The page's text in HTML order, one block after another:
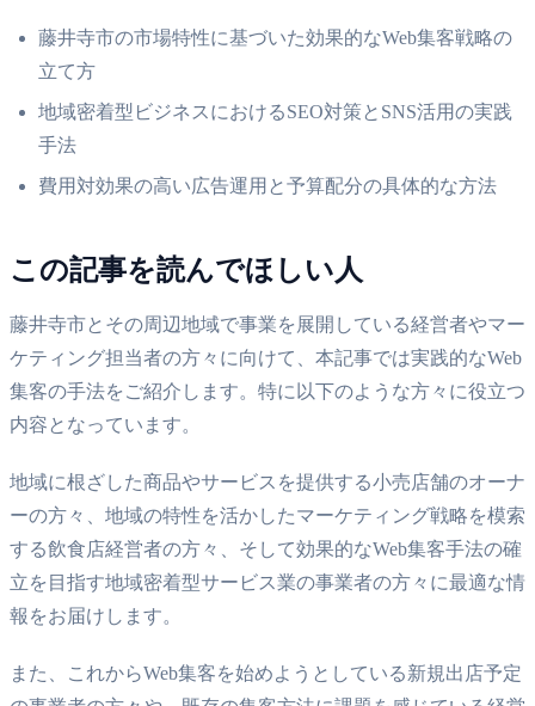
藤井寺市の市場特性に基づいた効果的なWeb集客戦略の
立て方
地域密着型ビジネスにおけるSEO対策とSNS活用の実践
手法
費用対効果の高い広告運用と予算配分の具体的な方法
この記事を読んでほしい人
藤井寺市とその周辺地域で事業を展開している経営者やマー
ケティング担当者の方々に向けて、本記事では実践的なWeb
集客の手法をご紹介します。特に以下のような方々に役立つ
内容となっています。
地域に根ざした商品やサービスを提供する小売店舗のオーナ
ーの方々、地域の特性を活かしたマーケティング戦略を模索
する飲食店経営者の方々、そして効果的なWeb集客手法の確
立を目指す地域密着型サービス業の事業者の方々に最適な情
報をお届けします。
また、これからWeb集客を始めようとしている新規出店予定